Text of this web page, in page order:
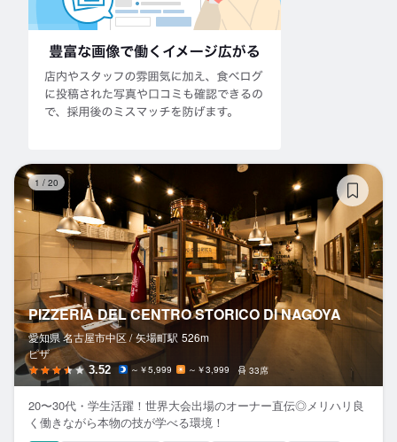
1 / 20
PIZZERIA DEL CENTRO STORICO DI NAGOYA
愛知県 名古屋市中区 / 矢場町駅 526m
ピザ
3.52 ～￥5,999 ～￥3,999 33席
20〜30代・学生活躍！世界大会出場のオーナー直伝◎メリハリ良
く働きながら本物の技が学べる環境！